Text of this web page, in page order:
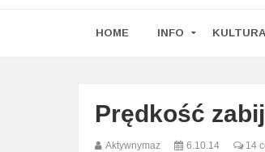
HOME INFO KULTURA
Prędkość
Aktywnymaz 6.10.14 14